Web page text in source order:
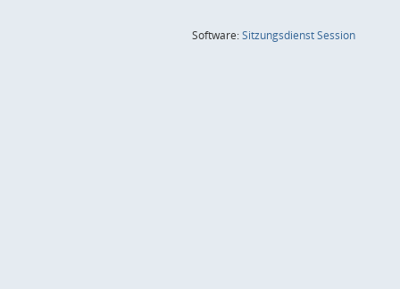
Software:SitzungsdienstSession(Wird in